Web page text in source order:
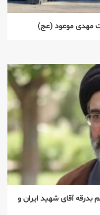
مهدی موعود (عج)
بدرقه آقای شهید ایران و